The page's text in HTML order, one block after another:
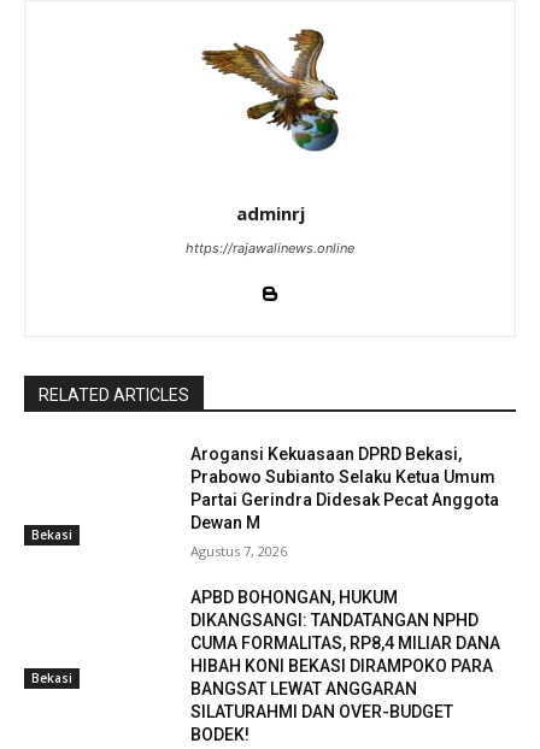
adminrj
https://rajawalinews.online
RELATED ARTICLES
Bekasi
Arogansi Kekuasaan DPRD Bekasi,
Prabowo Subianto Selaku Ketua Umum
Partai Gerindra Didesak Pecat Anggota
Dewan M
Agustus 7, 2026
Bekasi
APBD BOHONGAN, HUKUM
DIKANGSANGI: TANDATANGAN NPHD
CUMA FORMALITAS, RP8,4 MILIAR DANA
HIBAH KONI BEKASI DIRAMPOKO PARA
BANGSAT LEWAT ANGGARAN
SILATURAHMI DAN OVER-BUDGET
BODEK!